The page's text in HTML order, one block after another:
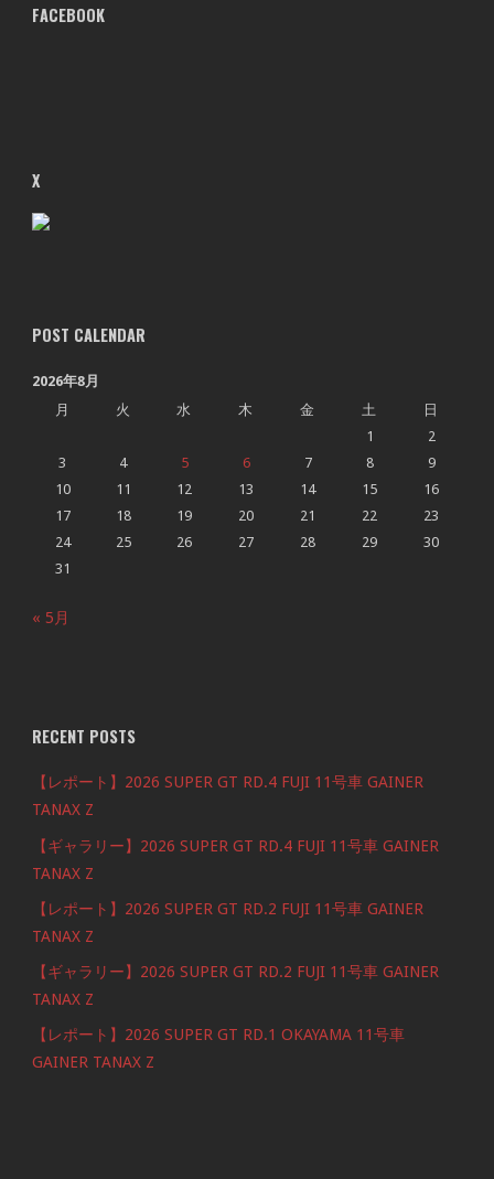
FACEBOOK
X
POST CALENDAR
2026年8月
月
火 水 木 金 土
日
1
2
3
4 5 6 7 8
9
10
11 12 13 14 15
16
17
18 19 20 21 22
23
24
25 26 27 28 29
30
31
« 5月
RECENT POSTS
【レポート】2026 SUPER GT RD.4 FUJI 11号車 GAINER
TANAX Z
【ギャラリー】2026 SUPER GT RD.4 FUJI 11号車 GAINER
TANAX Z
【レポート】2026 SUPER GT RD.2 FUJI 11号車 GAINER
TANAX Z
【ギャラリー】2026 SUPER GT RD.2 FUJI 11号車 GAINER
TANAX Z
【レポート】2026 SUPER GT RD.1 OKAYAMA 11号車
GAINER TANAX Z